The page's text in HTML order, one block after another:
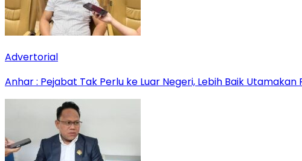
Advertorial
Anhar : Pejabat Tak Perlu ke Luar Negeri, Lebih Baik Utamakan